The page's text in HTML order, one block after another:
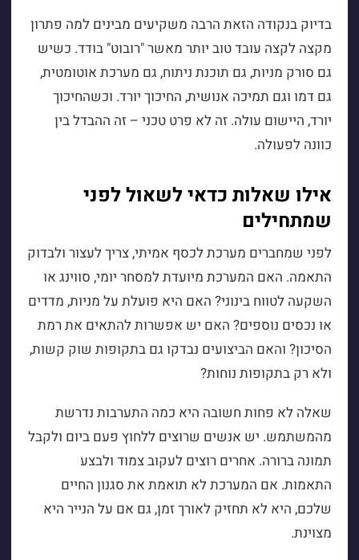
בדיוק בנקודה הזאת הרבה משקיעים מבינים למה פתרון
מקצה לקצה עובד טוב יותר מאשר "רובוט" בודד. כשיש
גם סורק מניות, גם תוכנת ניתוח, גם מערכת אוטומטית,
גם דמו וגם תמיכה אנושית, החיכוך יורד. וכשהחיכוך
יורד, היישום עולה. זה לא פרט טכני – זה ההבדל בין
כוונה לפעולה.
אילו שאלות כדאי לשאול לפני
שמתחילים
לפני שמחברים מערכת לכסף אמיתי, צריך לעצור ולבדוק
התאמה. האם המערכת מיועדת למסחר יומי, סווינג או
השקעה לטווח בינוני? האם היא פועלת על מניות, מדדים
או נכסים נוספים? האם יש אפשרות להתאים את רמת
הסיכון? והאם הביצועים נבדקו גם בתקופות שוק קשות,
ולא רק בתקופות נוחות?
שאלה לא פחות חשובה היא כמה התערבות נדרשת
מהמשתמש. יש אנשים שרוצים ללחוץ פעם ביום ולקבל
תמונה ברורה. אחרים רוצים לעקוב צמוד ולבצע
התאמות. אם המערכת לא תואמת את סגנון החיים
שלכם, היא לא תחזיק לאורך זמן, גם אם על הנייר היא
מצוינת.